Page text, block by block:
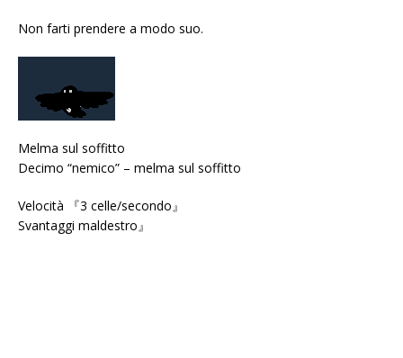
Non farti prendere a modo suo.
Melma sul soffitto
Decimo “nemico” – melma sul soffitto
Velocità 『3 celle/secondo』
Svantaggi maldestro』